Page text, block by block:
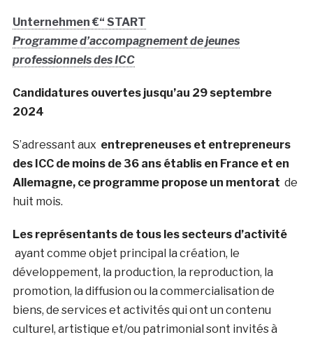
Unternehmen €“ START
Programme d’accompagnement de jeunes
professionnels des ICC
Candidatures ouvertes jusqu’au 29 septembre
2024
S’adressant aux entrepreneuses et entrepreneurs
des ICC de moins de 36 ans établis en France et en
Allemagne, ce programme propose un mentorat de
huit mois.
Les représentants de tous les secteurs d’activité
ayant comme objet principal la création, le
développement, la production, la reproduction, la
promotion, la diffusion ou la commercialisation de
biens, de services et activités qui ont un contenu
culturel, artistique et/ou patrimonial sont invités à